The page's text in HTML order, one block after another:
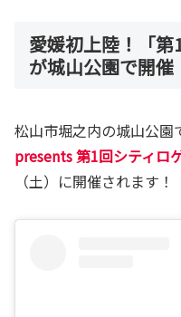
愛媛初上陸！「第
が城山公園で開催
松山市堀之内の城山公園
presents 第1回シティロ
（土）に開催されます！